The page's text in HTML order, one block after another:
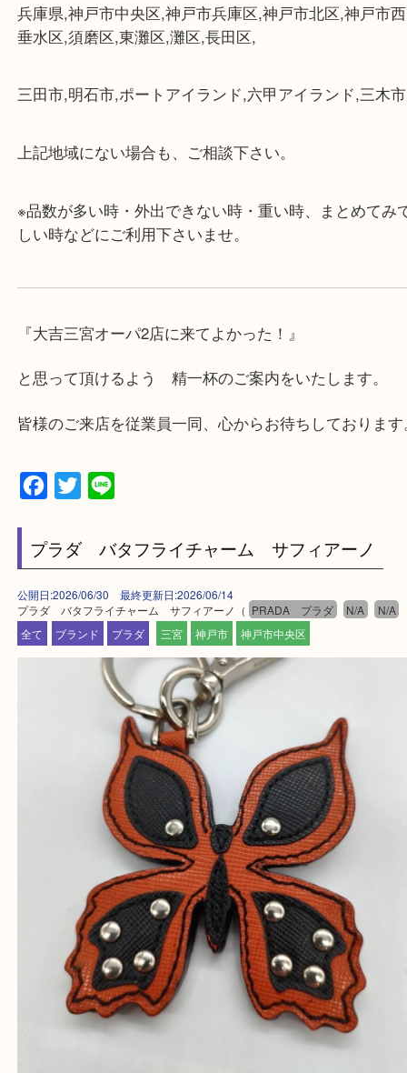
★当店の特徴★
・飲食店、大型本屋、占い、有名ショップがある
グモール内にあります。
・査定中に外出可能です。ショッピングやランチ
けます。
・近隣にコインパーキングが多数あるので、お車
にも便利です。
・店舗には珍しく10時から21時まで営業してます
対応させて頂きます♪
★出張買取の対応可能地域★
兵庫県,神戸市中央区,神戸市兵庫区,神戸市北区,神
垂水区,須磨区,東灘区,灘区,長田区,
三田市,明石市,ポートアイランド,六甲アイランド,
上記地域にない場合も、ご相談下さい。
※品数が多い時・外出できない時・重い時、まとめ
しい時などにご利用下さいませ。
『大吉三宮オーパ2店に来てよかった！』